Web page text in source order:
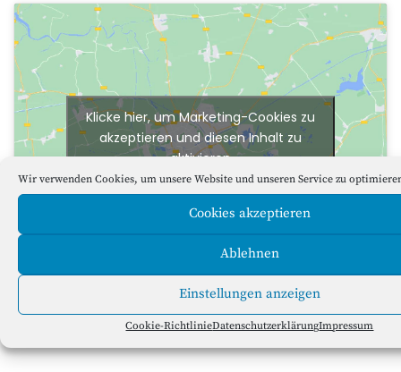
Wir verwenden Cookies, um unsere Website und unseren Service zu
Cookies akzeptieren
Ablehnen
Einstellungen anzeigen
Cookie-RichtlinieDatenschutzerklärungImpressum
Klicke hier, um Marketing-Cookies zu
akzeptieren und diesen Inhalt zu
aktivieren
YOGASTUDIO DIE MATTE